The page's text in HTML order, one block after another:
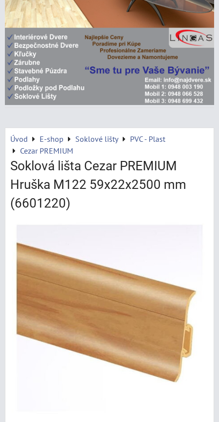
Úvod E-shop Soklové lišty
PVC - Plast
Cezar PREMIUM
Soklová lišta Cezar PREMIUM
Hruška M122 59x22x2500 mm
(6601220)